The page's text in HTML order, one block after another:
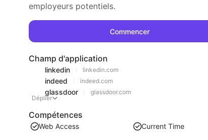
employeurs potentiels.
Commencer
Champ d'application
linkedin linkedin.com
indeed indeed.com
glassdoor
glassdoor.com
Déplier
Compétences
Web Access Current Time